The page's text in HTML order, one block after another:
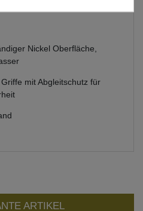
Nickel Oberfläche,
mit Abgleitschutz für
ARTIKEL